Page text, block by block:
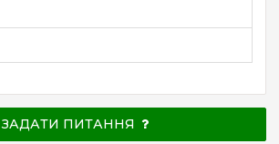
ЗАДАТИ ПИТАННЯ